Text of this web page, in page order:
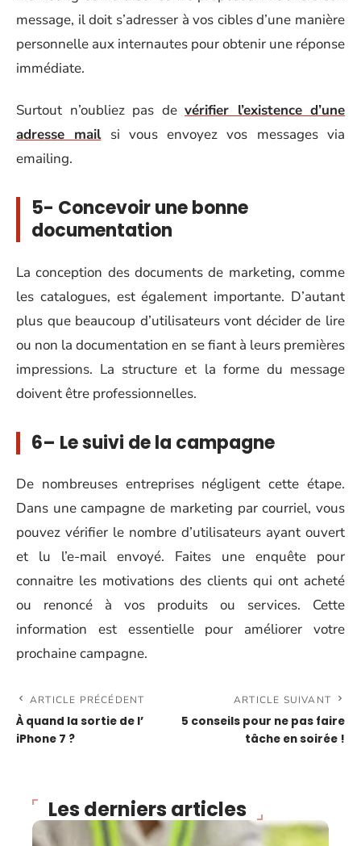
message, il doit s’adresser à vos cibles d’une manière
personnelle aux internautes pour obtenir une réponse
immédiate.
Surtout n’oubliez pas de vérifier l’existence d’une
adresse mailsi vous envoyez vos messages via
emailing.
5- Concevoir une bonne
documentation
La conception des documents de marketing, comme
les catalogues, est également importante. D’autant
plus que beaucoup d’utilisateurs vont décider de lire
ou non la documentation en se fiant à leurs premières
impressions. La structure et la forme du message
doivent être professionnelles.
6– Le suivi de la campagne
De nombreuses entreprises négligent cette étape.
Dans une campagne de marketing par courriel, vous
pouvez vérifier le nombre d’utilisateurs ayant ouvert
et lu l’e-mail envoyé. Faites une enquête pour
connaitre les motivations des clients qui ont acheté
ou renoncé à vos produits ou services. Cette
information est essentielle pour améliorer votre
prochaine campagne.
ARTICLE PRÉCÉDENT
À quand la sortie de l’
iPhone 7 ?
ARTICLE SUIVANT
5 conseils pour ne pas faire
tâche en soirée !
Les derniers articles